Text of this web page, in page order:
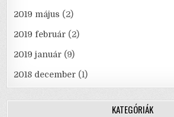
2019 május (2)
2019 február (2)
2019 január (9)
2018 december (1)
KATEGÓRIÁK